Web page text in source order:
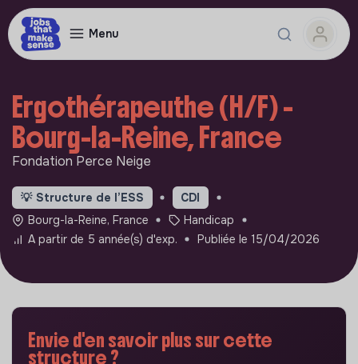
Menu
Ergothérapeuthe (H/F) -
Bourg-la-Reine, France
Fondation Perce Neige
💡 Structure de l’ESS
CDI
Bourg-la-Reine, France
Handicap
A partir de 5 année(s) d'exp.
Publiée le 15/04/2026
Envie d'en savoir plus sur cette
structure ?